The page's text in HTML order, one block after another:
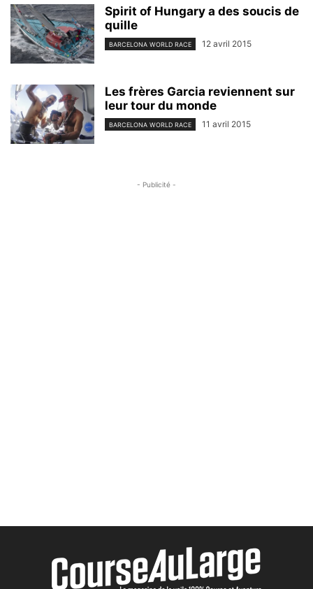
Spirit of Hungary a des soucis de
quille
BARCELONA WORLD RACE 12 avril 2015
Les frères Garcia reviennent sur
leur tour du monde
BARCELONA WORLD RACE 11 avril 2015
- Publicité -